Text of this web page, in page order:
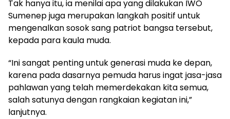
Tak hanya itu, ia menilai apa yang dilakukan IWO
Sumenep juga merupakan langkah positif untuk
mengenalkan sosok sang patriot bangsa tersebut,
kepada para kaula muda.
“Ini sangat penting untuk generasi muda ke depan,
karena pada dasarnya pemuda harus ingat jasa-jasa
pahlawan yang telah memerdekakan kita semua,
salah satunya dengan rangkaian kegiatan ini,”
lanjutnya.